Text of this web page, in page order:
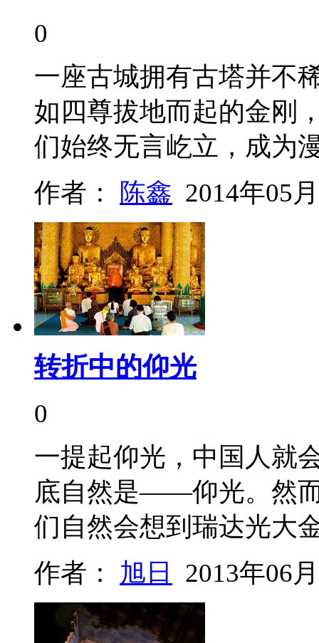
0
一座古城拥有古塔并不
如四尊拔地而起的金刚
们始终无言屹立，成
作者： 陈鑫 2014年05
转折中的仰光
0
一提起仰光，中国人
底自然是——仰光。然
们自然会想到瑞达光
作者： 旭日 2013年06